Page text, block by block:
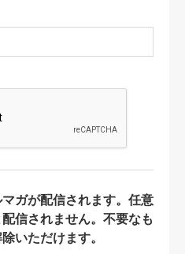
ガが配信されます。任意
信されません。不要なも
いただけます。